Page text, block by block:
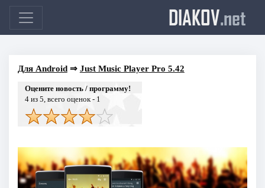
DIAKOV.net
Для Android⇒ Just Music Player Pro 5.42
Оцените новость / программу!
4из 5, всего оценок - 1